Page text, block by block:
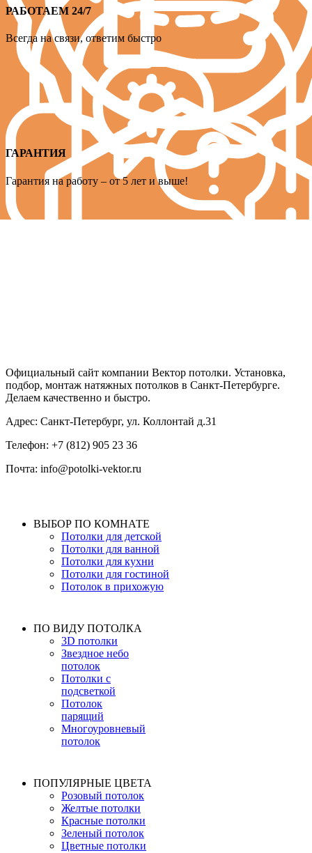
РАБОТАЕМ 24/7
Всегда на связи, ответим быстро
ГАРАНТИЯ
Гарантия на работу – от 5 лет и выше!
Официальный сайт компании Вектор потолки. Установка,
подбор, монтаж натяжных потолков в Санкт-Петербурге.
Делаем качественно и быстро.
Адрес: Санкт-Петербург, ул. Коллонтай д.31
Телефон: +7 (812) 905 23 36
Почта: info@potolki-vektor.ru
ВЫБОР ПО КОМНАТЕ
Потолки для детской
Потолки для ванной
Потолки для кухни
Потолки для гостиной
Потолок в прихожую
ПО ВИДУ ПОТОЛКА
3D потолки
Звездное небо
потолок
Потолки с
подсветкой
Потолок
парящий
Многоуровневый
потолок
ПОПУЛЯРНЫЕ ЦВЕТА
Розовый потолок
Желтые потолки
Красные потолки
Зеленый потолок
Цветные потолки